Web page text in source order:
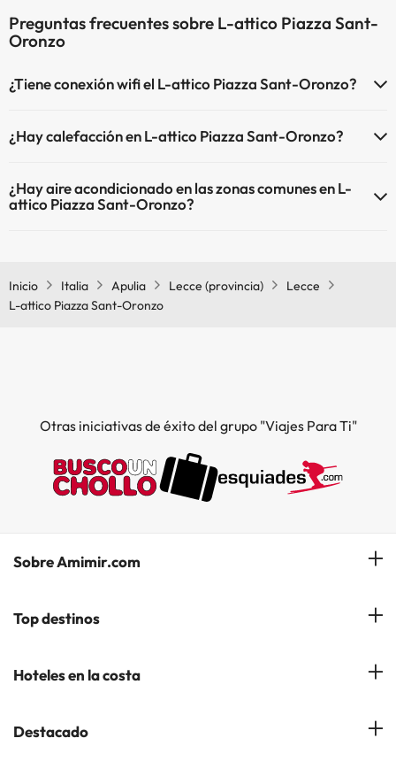
Preguntas frecuentes sobre L-attico Piazza Sant-
Oronzo
¿Tiene conexión wifi el L-attico Piazza Sant-Oronzo?
¿Hay calefacción en L-attico Piazza Sant-Oronzo?
comunes.
¿Hay aire acondicionado en las zonas comunes en L-
attico Piazza Sant-Oronzo?
Inicio
Italia Apulia Lecce (provincia)
Lecce
L-attico Piazza Sant-Oronzo
Otras iniciativas de éxito del grupo "Viajes Para Ti"
Sobre Amimir.com
¿Quiénes somos?
Gestionar mi reserva
Top destinos
Hoteles en Salou
Hoteles en Andorra la Vella
Hoteles en la costa
Hoteles en la Costa Azahar
Destacado